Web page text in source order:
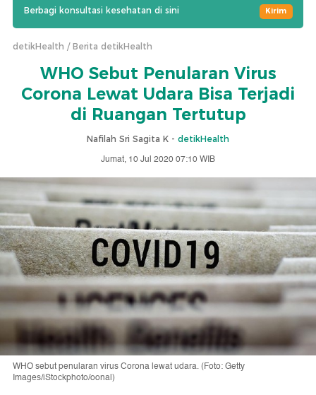
Berbagi konsultasi kesehatan di sini Kirim
detikHealth Berita detikHealth
WHO Sebut Penularan Virus
Corona Lewat Udara Bisa Terjadi
di Ruangan Tertutup
Nafilah Sri Sagita K - detikHealth
Jumat, 10 Jul 2020 07:10 WIB
WHO sebut penularan virus Corona lewat udara. (Foto: Getty
Images/iStockphoto/oonal)